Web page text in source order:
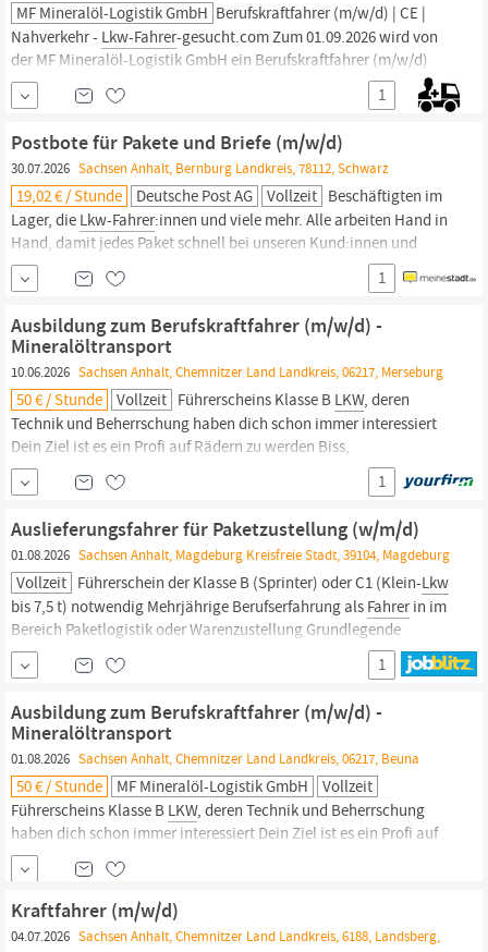
MF Mineralöl-Logistik GmbH Berufskraftfahrer (m/w/d) | CE |
Nahverkehr - Lkw-Fahrer-gesucht.com Zum 01.09.2026 wird von
der MF Mineralöl-Logistik GmbH ein Berufskraftfahrer (m/w/d)
aus 39126 Magdeburg und Umgebung gesucht. Antrittsprämie:
2.000€. In einer Minute bewerben --> https:/
lkw-fahrer-
gesucht.comalleskralle/ MF Mineralöl-Logistik GmbH Das ist MF:
Die MF
1
Postbote für Pakete und Briefe (m/w/d)
30.07.2026 Sachsen Anhalt, Bernburg Landkreis, 78112, Schwarz
19,02 € / Stunde Deutsche Post AG Vollzeit Beschäftigten im
Lager, die Lkw-Fahrer:innen und viele mehr. Alle arbeiten Hand in
Hand, damit jedes Paket schnell bei unseren Kund:innen und
jeder Brief sicher im Briefkasten landet. Wir sind ein großes,
vielfältiges und starkes Team, das Tag für Tag Außergewöhnliches
leistet und Millionen Menschen in ganz Deutschland glücklich
macht. Werde Postbote
1
Ausbildung zum Berufskraftfahrer (m/w/d) -
Mineralöltransport
10.06.2026 Sachsen Anhalt, Chemnitzer Land Landkreis, 06217, Merseburg
50 € / Stunde Vollzeit Führerscheins Klasse B LKW, deren
Technik und Beherrschung haben dich schon immer interessiert
Dein Ziel ist es ein Profi auf Rädern zu werden Biss,
Durchhaltevermögen und eine gehörige Portion Ehrgeiz zeichnen
dich aus Von Arbeitszeiten auch am Wochenende lässt du dich
1
Auslieferungsfahrer für Paketzustellung (w/m/d)
01.08.2026 Sachsen Anhalt, Magdeburg Kreisfreie Stadt, 39104, Magdeburg
Vollzeit Führerschein der Klasse B (Sprinter) oder C1 (Klein-Lkw
bis 7,5 t) notwendig Mehrjährige Berufserfahrung als Fahrerin im
Bereich Paketlogistik oder Warenzustellung Grundlegende
Kenntnisse der gängigen Sicherheitsvorschriften und
Logistikabläufe Reisebereitschaft für tägliche Touren im
Nahverkehr der Region Ost (Neue Bundesländer)...
1
Ausbildung zum Berufskraftfahrer (m/w/d) -
Mineralöltransport
01.08.2026 Sachsen Anhalt, Chemnitzer Land Landkreis, 06217, Beuna
50 € / Stunde MF Mineralöl-Logistik GmbH
Vollzeit
Führerscheins Klasse B LKW, deren Technik und Beherrschung
haben dich schon immer interessiert Dein Ziel ist es ein Profi auf
Rädern zu werden Biss, Durchhaltevermögen und eine gehörige
Portion Ehrgeiz zeichnen dich aus Von Arbeitszeiten auch am
Wochenende lässt du dich nicht abschrecken Du bist gewillt
Verantwortung zu
Kraftfahrer (m/w/d)
04.07.2026 Sachsen Anhalt, Chemnitzer Land Landkreis, 6188, Landsberg,